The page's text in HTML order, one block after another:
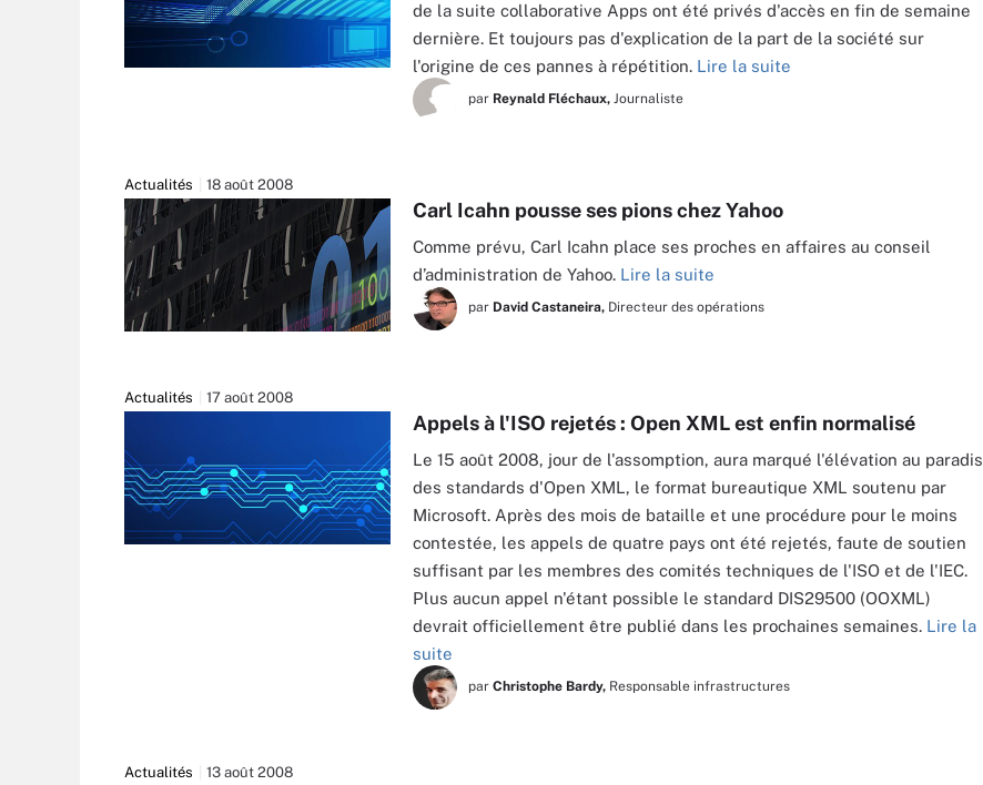
de la suite collaborative Apps ont été privés d'accès en fin de semaine
dernière. Et toujours pas d'explication de la part de la société sur
l'origine de ces pannes à répétition. Lire la suite
par Reynald Fléchaux, Journaliste
Actualités 18 août 2008
Carl Icahn pousse ses pions chez Yahoo
Comme prévu, Carl Icahn place ses proches en affaires au conseil
d’administration de Yahoo. Lire la suite
par David Castaneira, Directeur des opérations
Actualités 17 août 2008
Appels à l'ISO rejetés : Open XML est enfin normalisé
Le 15 août 2008, jour de l'assomption, aura marqué l'élévation au paradis
des standards d'Open XML, le format bureautique XML soutenu par
Microsoft. Après des mois de bataille et une procédure pour le moins
contestée, les appels de quatre pays ont été rejetés, faute de soutien
suffisant par les membres des comités techniques de l'ISO et de l'IEC.
Plus aucun appel n'étant possible le standard DIS29500 (OOXML)
devrait officiellement être publié dans les prochaines semaines. Lire la
suite
par Christophe Bardy, Responsable infrastructures
Actualités 13 août 2008